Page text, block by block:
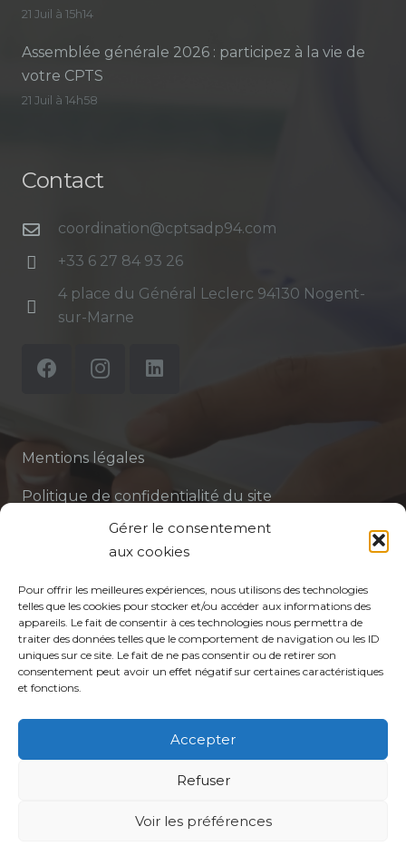
Gérer le consentement
aux cookies
Pour offrir les meilleures expériences, nous utilisons des technologies
telles que les cookies pour stocker et/ou accéder aux informations des
appareils. Le fait de consentir à ces technologies nous permettra de
traiter des données telles que le comportement de navigation ou les ID
uniques sur ce site. Le fait de ne pas consentir ou de retirer son
consentement peut avoir un effet négatif sur certaines caractéristiques
et fonctions.
Accepter
Refuser
Voir les préférences
21 Juil à 15h14
Assemblée générale 2026 : participez à la vie de
votre CPTS
21 Juil à 14h58
Contact
coordination@cptsadp94.com
+33 6 27 84 93 26
4 place du Général Leclerc 94130 Nogent-
sur-Marne
Mentions légales
Politique de confidentialité du site
Politique de protection des données de la CPTS
Votre CPTS
Professionnels de santé